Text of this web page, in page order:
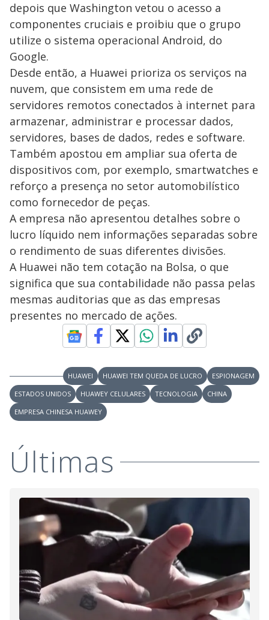
depois que Washington vetou o acesso a
componentes cruciais e proibiu que o grupo
utilize o sistema operacional Android, do
Google.
Desde então, a Huawei prioriza os serviços na
nuvem, que consistem em uma rede de
servidores remotos conectados à internet para
armazenar, administrar e processar dados,
servidores, bases de dados, redes e software.
Também apostou em ampliar sua oferta de
dispositivos com, por exemplo, smartwatches e
reforço a presença no setor automobilístico
como fornecedor de peças.
A empresa não apresentou detalhes sobre o
lucro líquido nem informações separadas sobre
o rendimento de suas diferentes divisões.
A Huawei não tem cotação na Bolsa, o que
significa que sua contabilidade não passa pelas
mesmas auditorias que as das empresas
presentes no mercado de ações.
HUAWEI HUAWEI TEM QUEDA DE LUCRO
ESPIONAGEM
ESTADOS UNIDOS
HUAWEY CELULARES TECNOLOGIA
CHINA
EMPRESA CHINESA HUAWEY
Últimas